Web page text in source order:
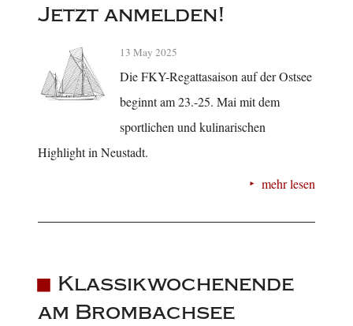
Jetzt anmelden!
13 May 2025
Die FKY-Regattasaison auf der Ostsee
beginnt am 23.-25. Mai mit dem
sportlichen und kulinarischen
Highlight in Neustadt.
mehr lesen
Klassikwochenende
am Brombachsee